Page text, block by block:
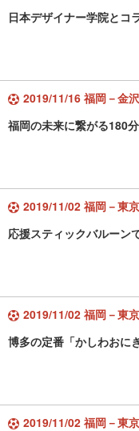
日本デザイナー学院とコ
2019/11/16 福岡－金沢
福岡の未来に繋がる180
2019/11/02 福岡－東
応援スティックバルーン
2019/11/02 福岡－東
博多の定番「かしわおに
2019/11/02 福岡－東